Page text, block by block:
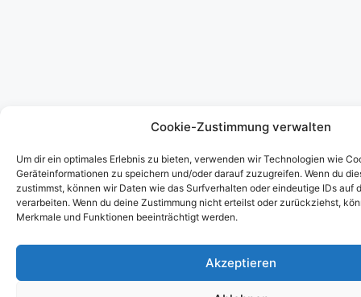
Cookie-Zustimmung verwalten
Um dir ein optimales Erlebnis zu bieten, verwenden wir Technologien wie
Geräteinformationen zu speichern und/oder darauf zuzugreifen. Wenn du
zustimmst, können wir Daten wie das Surfverhalten oder eindeutige IDs auf
verarbeiten. Wenn du deine Zustimmung nicht erteilst oder zurückziehst,
Merkmale und Funktionen beeinträchtigt werden.
Akzeptieren